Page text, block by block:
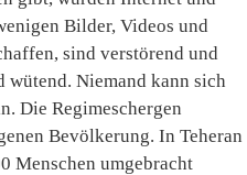
Bilder, Videos und
sind verstörend und
wütend. Niemand kann sich
Die Regimeschergen
Bevölkerung. In Teheran
Menschen umgebracht